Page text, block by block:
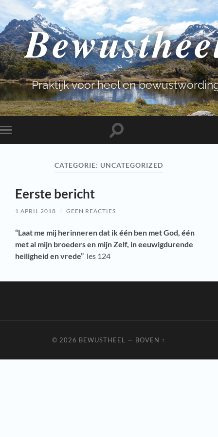
Praktijk voor heel en
CATEGORIE: UNCATEGORIZED
Eerste bericht
1 APRIL 2018 / GEEN REACTIES
“Laat me mij herinneren dat ik één ben met God, één
met al mijn broeders en mijn Zelf, in eeuwigdurende
heiligheid en vrede” les 124
© 2026 BEWUSTHEEL — BOVEN ↑